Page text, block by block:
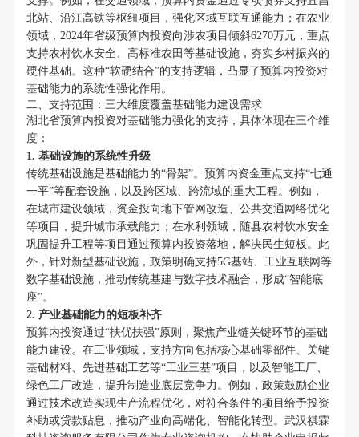
北站、沿江高铁等枢纽项目，强化区域互联互通能力；在农业
领域，2024年省级预算内投资向涉农项目倾斜6270万元，重点
支持农村饮水安全、高标准农田等基础设施，夯实乡村振兴的
硬件基础。这种“软硬结合”的支持逻辑，凸显了预算内投资对
基础能力的系统性强化作用。
二、支持范围：三大维度覆盖基础能力建设需求
湖北省预算内投资对基础能力强化的支持，具体体现在三个维
度：
1. 基础设施的系统性升级
传统基础设施是基础能力的“骨架”。预算内资金重点支持“七通
一平”等配套设施，以及跨区域、跨流域的重大工程。例如，
在城市建设领域，资金投向地下管网改造、公共交通网络优化
等项目，提升城市承载能力；在水利领域，随县农村饮水安全
巩固提升工程等项目通过预算内投资落地，解决民生短板。此
外，针对新型基础设施，政策明确支持5G基站、工业互联网等
数字基础设施，推动传统基建与数字技术融合，形成“智能底
座”。
2. 产业基础能力的短板补齐
预算内投资通过“扶优扶强”原则，聚焦产业链关键环节的基础
能力建设。在工业领域，支持方向包括核心基础零部件、关键
基础材料、先进基础工艺等“工业三基”项目，以及智能工厂、
绿色工厂改造，提升制造业底层竞争力。例如，政策鼓励企业
通过技术改造实现生产流程优化，对符合条件的项目给予投资
补助或贷款贴息，推动产业向高端化、智能化转型。武汉祺霖